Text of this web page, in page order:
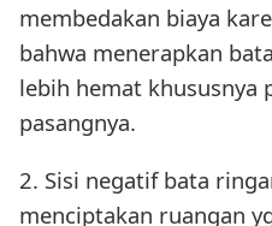
membedakan biaya
bahwa menerapkan
lebih hemat khususnya
pasangnya.
2. Sisi negatif bata
menciptakan ruangan